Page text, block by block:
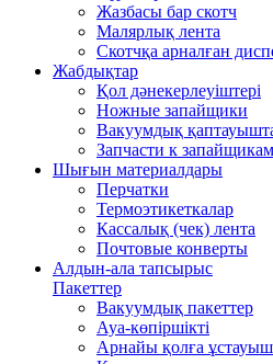
Жазбасы бар скотч
Малярлық лента
Скотчқа арналған
Жабдықтар
Қол дәнекерлеуіштері
Ножные запайщики
Вакуумдық
Запчасти к запайщикам
Шығын материалдары
Перчатки
Термоэтикеткалар
Кассалық (чек) лента
Почтовые конверты
Алдын-ала тапсырыс
Пакеттер
Вакуумдық пакеттер
Ауа-көпіршікті
Арнайы қолға ұстауыш